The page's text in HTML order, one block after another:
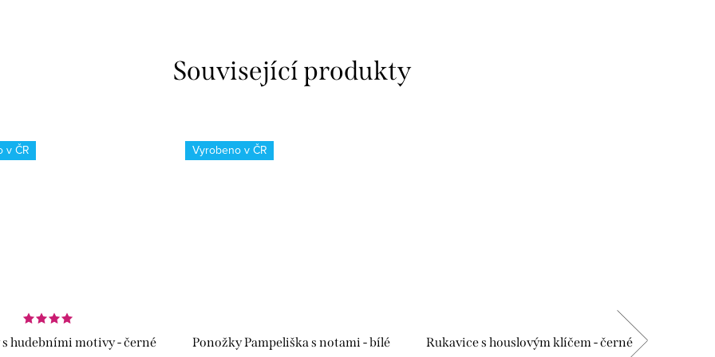
Související produkty
v ČR
hudebními motivy - černé
Vyrobeno v ČR
Ponožky Pampeliška s notami - bílé Rukavice s houslovým klíčem - černé